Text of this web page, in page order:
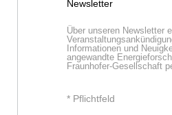
Newsletter
Über unseren Newsletter
Informationen und
angewandte
Fraunhofer-Gesellschaft
* Pflichtfeld